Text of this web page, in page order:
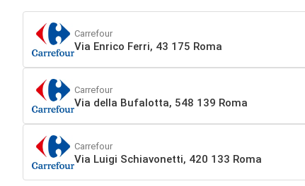
Carrefour
Via Enrico Ferri, 43 175 Roma
Carrefour
Via della Bufalotta, 548 139 Roma
Carrefour
Via Luigi Schiavonetti, 420 133 Roma